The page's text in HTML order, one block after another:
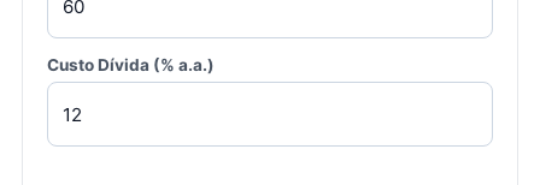
Custo Dívida (% a.a.)